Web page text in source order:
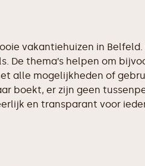
vakantiehuizen in Belfeld.
De thema’s helpen om
alle mogelijkheden of
boekt, er zijn geen
en transparant voor